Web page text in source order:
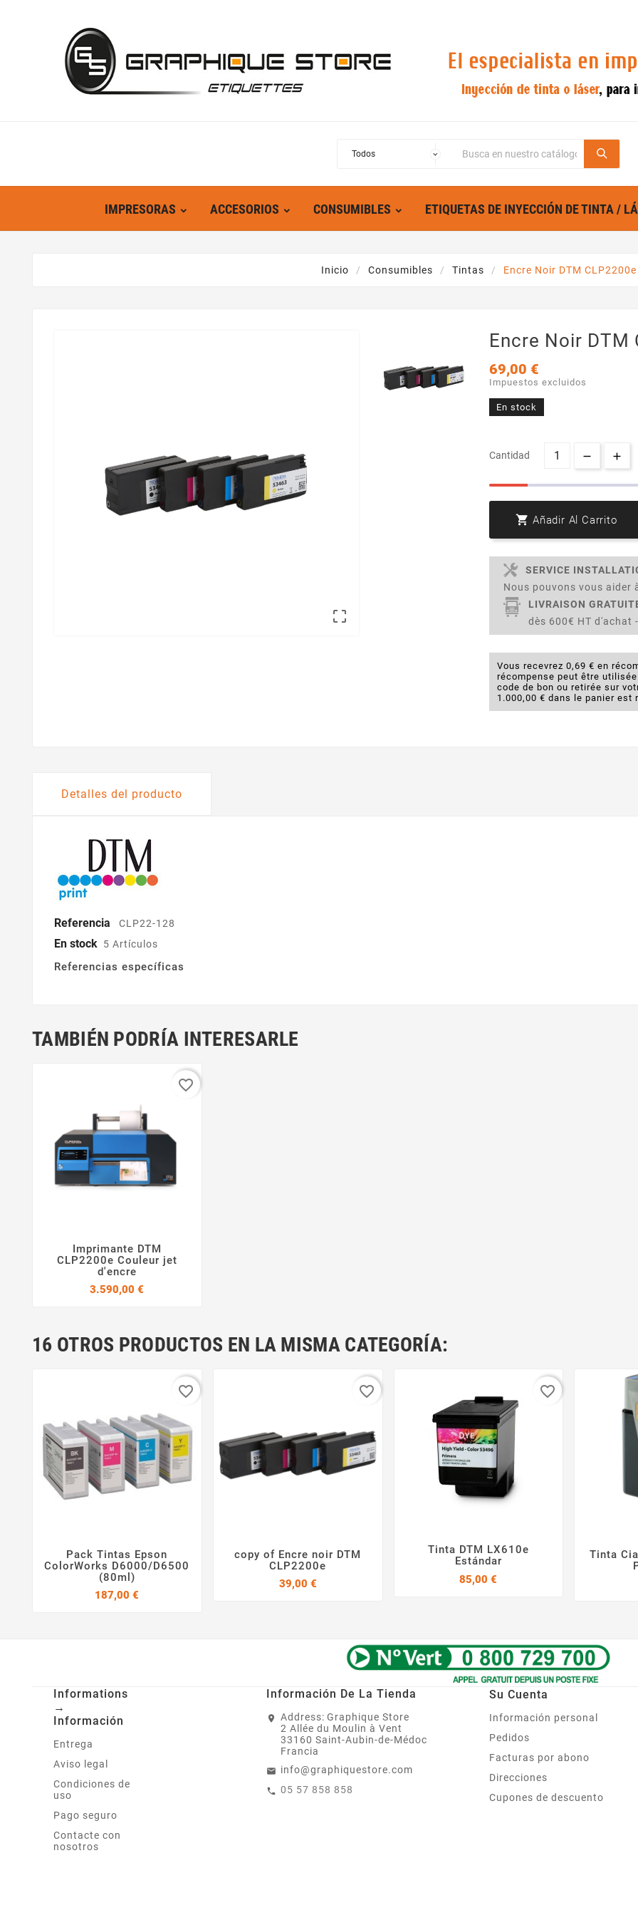
IMPRESORAS ACCESORIOS CONSUMIBLES ETIQUETAS DE INYECCIÓN DE TINTA /
Inicio Consumibles Tintas Encre Noir DTM CLP2200e

Encre Noir DTM
69,00 €
Impuestos excluidos
En stock
Cantidad
 Añadir Al Carrito
SERVICE
Nous pouvons vous aider
LIVRAISON
dès 600€ HT d'achat
Vous recevrez 0,69 € en
récompense peut être
code de bon ou retirée sur
1.000,00 € dans le panier est
Detalles del producto
Referencia CLP22-128
En stock 5 Artículos
Referencias específicas
TAMBIÉN PODRÍA INTERESARLE
 
Imprimante DTM
CLP2200e Couleur jet
d'encre
3.590,00 €
favorite_border
16 OTROS PRODUCTOS EN LA MISMA CATEGORÍA:
 
Pack Tintas Epson
ColorWorks D6000/D6500
(80ml)
187,00 €
favorite_border
 
copy of Encre noir DTM
CLP2200e
39,00 €Precio
favorite_border
 
Tinta DTM LX610e
Estándar
85,00 €
favorite_border
Tinta
Informations
→
Información
Entrega
Aviso legal
Condiciones de
uso
Pago seguro
Contacte con
nosotros
Información De La Tienda
Address: Graphique Store
2 Allée du Moulin à Vent
33160 Saint-Aubin-de-Médoc
Francia
info@graphiquestore.com
05 57 858 858
Su Cuenta
Información personal
Pedidos
Facturas por abono
Direcciones
Cupones de descuento